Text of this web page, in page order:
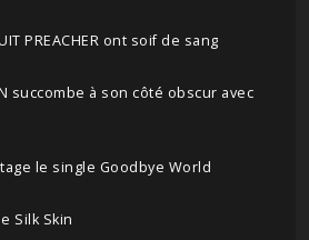
PREACHER ont soif de sang
succombe à son côté obscur avec
le single Goodbye World
Silk Skin